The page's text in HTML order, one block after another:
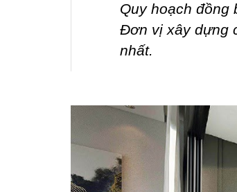
Quy hoạch đồng
Đơn vị xây dựng
nhất.